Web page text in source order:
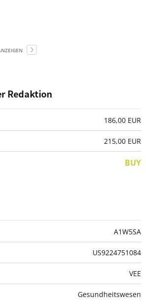
Redaktion
186,00 EUR
215,00 EUR
BUY
A1W5SA
US9224751084
VEE
Gesundheitswesen